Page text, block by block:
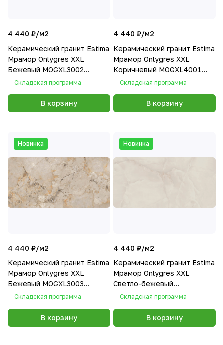
4 440 ₽/м2
Керамический гранит Estima
Мрамор Onlygres XXL
Бежевый MOGXL3002
полированный 80х160
Складская программа
В корзину
4 440 ₽/м2
Керамический гранит Estima
Мрамор Onlygres XXL
Коричневый MOGXL4001
полированный 80х160
Складская программа
В корзину
Новинка
4 440 ₽/м2
Керамический гранит Estima
Мрамор Onlygres XXL
Бежевый MOGXL3003
полированный 80х160
Складская программа
В корзину
Новинка
4 440 ₽/м2
Керамический гранит Estima
Мрамор Onlygres XXL
Светло-бежевый
MOGXL3001 полированный
Складская программа
В корзину